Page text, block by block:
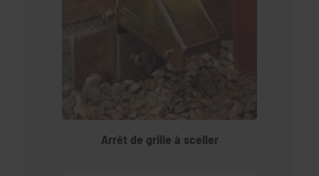
Arrêt de grille à sceller